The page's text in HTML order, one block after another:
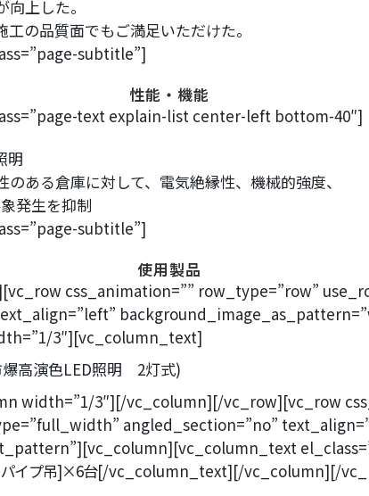
上した。
の品質面でもご満足いただけた。
subtitle”]
性能・機能
text explain-list center-left bottom-40″]
明
ある倉庫に対して、電気絶縁性、機械的強度、
発生を抑制
subtitle”]
使用製品
css_animation=”” row_type=”row”
3″][vc_column_text]
width=”1/3″][/vc_column][/vc_row][vc_row
angled_section=”no”
イプ吊]×6台[/vc_column_text][/vc_column][/